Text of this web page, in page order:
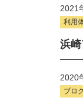
2021
利用
浜
2020
ブロ